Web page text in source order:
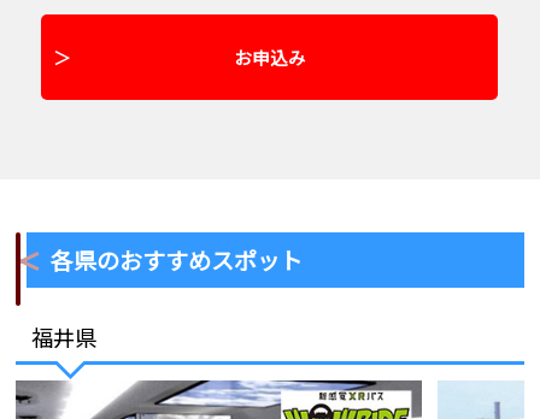
お申込み
各県のおすすめスポット
福井県